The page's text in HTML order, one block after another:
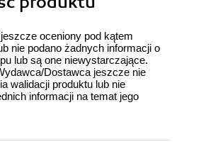
oceniony pod kątem
nie podano żadnych informacji o
lub są one niewystarczające.
Dostawca jeszcze nie
walidacji produktu lub nie
informacji na temat jego